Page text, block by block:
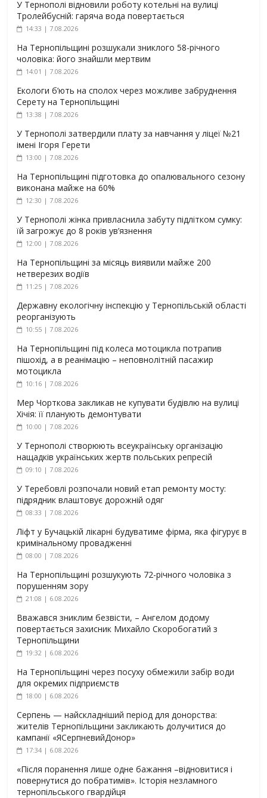
У Тернополі відновили роботу котельні на вулиці
Тролейбусній: гаряча вода повертається
14:33 | 7.08.2026
На Тернопільщині розшукали зниклого 58-річного
чоловіка: його знайшли мертвим
14:01 | 7.08.2026
Екологи б’ють на сполох через можливе забруднення
Серету на Тернопільщині
13:38 | 7.08.2026
У Тернополі затвердили плату за навчання у ліцеї №21
імені Ігоря Герети
13:00 | 7.08.2026
На Тернопільщині підготовка до опалювального сезону
виконана майже на 60%
12:30 | 7.08.2026
У Тернополі жінка привласнила забуту підлітком сумку:
їй загрожує до 8 років ув’язнення
12:00 | 7.08.2026
На Тернопільщині за місяць виявили майже 200
нетверезих водіїв
11:25 | 7.08.2026
Державну екологічну інспекцію у Тернопільській області
реорганізують
10:55 | 7.08.2026
На Тернопільщині під колеса мотоцикла потрапив
пішохід, а в реанімацію – неповнолітній пасажир
мотоцикла
10:16 | 7.08.2026
Мер Чорткова закликав не купувати будівлю на вулиці
Хічія: її планують демонтувати
10:00 | 7.08.2026
У Тернополі створюють всеукраїнську організацію
нащадків українських жертв польських репресій
09:10 | 7.08.2026
У Теребовлі розпочали новий етап ремонту мосту:
підрядник влаштовує дорожній одяг
08:33 | 7.08.2026
Ліфт у Бучацькій лікарні будуватиме фірма, яка фігурує в
кримінальному провадженні
08:00 | 7.08.2026
На Тернопільщині розшукують 72-річного чоловіка з
порушенням зору
21:08 | 6.08.2026
Вважався зниклим безвісти, – Ангелом додому
повертається захисник Михайло Скоробогатий з
Тернопільщини
19:32 | 6.08.2026
На Тернопільщині через посуху обмежили забір води
для окремих підприємств
18:00 | 6.08.2026
Серпень — найскладніший період для донорства:
жителів Тернопільщини закликають долучитися до
кампанії «ЯСерпневийДонор»
17:34 | 6.08.2026
«Після поранення лише одне бажання –відновитися і
повернутися до побратимів». Історія незламного
тернопільського гвардійця